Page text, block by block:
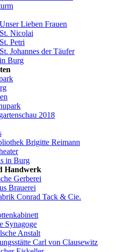
Lieben Frauen
Nicolai
Petri
Johannes der Täufer
Burg
2018
Brigitte Reimann
in Burg
Handwerk
Gerberei
Brauerei
Conrad Tack & Cie.
Synagoge
Anstalt
Carl von Clausewitz